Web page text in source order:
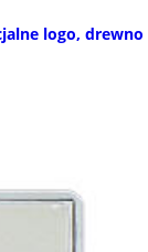
logo, drewno